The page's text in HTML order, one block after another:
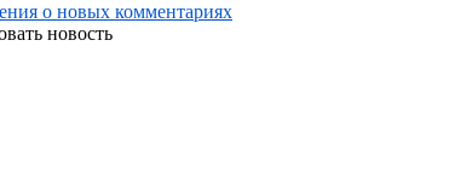
о новых комментариях
новость